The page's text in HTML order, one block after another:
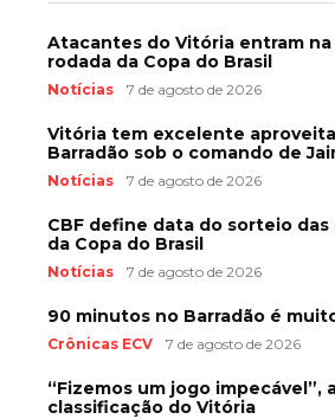
Atacantes do Vitória entram
rodada da Copa do Brasil
Notícias 7 de agosto de 2026
Vitória tem excelente
Barradão sob o comando de
Notícias 7 de agosto de 2026
CBF define data do sorteio
da Copa do Brasil
Notícias 7 de agosto de 2026
90 minutos no Barradão é
Crônicas ECV 7 de agosto de 2026
“Fizemos um jogo impecável”,
classificação do Vitória